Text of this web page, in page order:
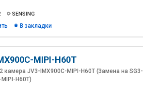
SENSING
В закладки
MIPI-H60T
камера JV3-IMX900C-MIPI-H60T (Замена на SG3-
MIPI-H60T)